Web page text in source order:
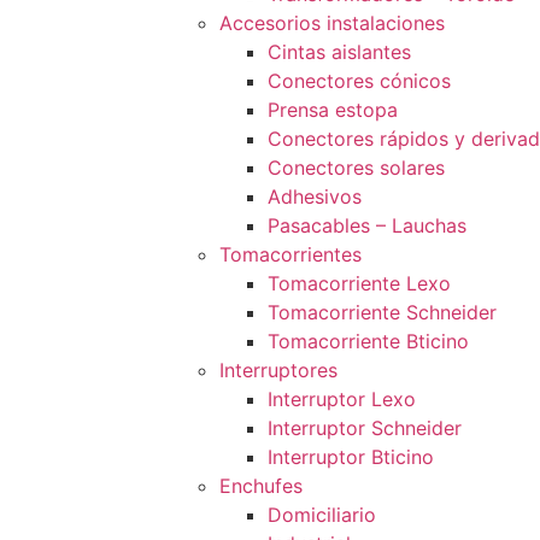
Accesorios instalaciones
Cintas aislantes
Conectores cónicos
Prensa estopa
Conectores rápidos y
Conectores solares
Adhesivos
Pasacables – Lauchas
Tomacorrientes
Tomacorriente Lexo
Tomacorriente Schneider
Tomacorriente Bticino
Interruptores
Interruptor Lexo
Interruptor Schneider
Interruptor Bticino
Enchufes
Domiciliario